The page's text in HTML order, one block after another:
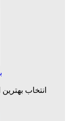
انتخاب